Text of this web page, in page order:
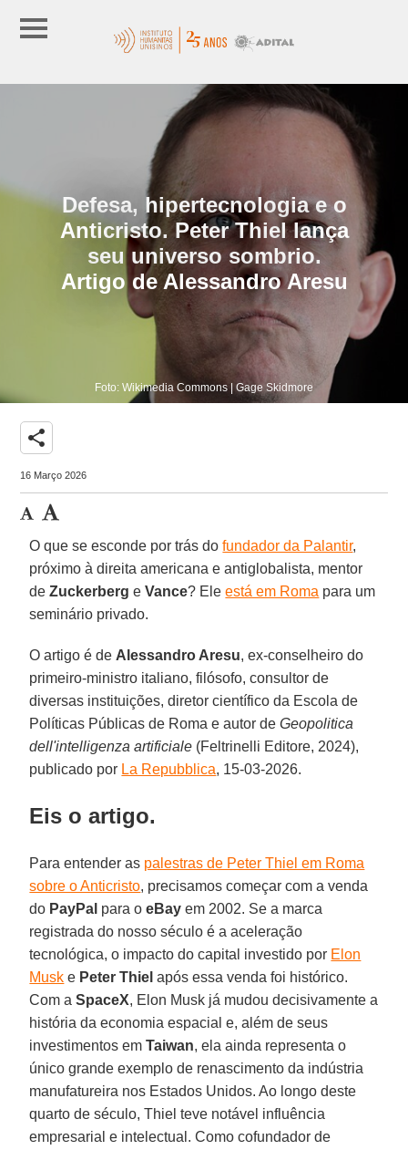
Defesa, hipertecnologia e o
Anticristo. Peter Thiel lança
seu universo sombrio.
Artigo de Alessandro Aresu
Foto: Wikimedia Commons | Gage Skidmore
share
16 Março 2026
O que se esconde por trás dofundador da Palantir,
próximo à direita americana e antiglobalista, mentor
deZuckerberg eVance? Eleestá em Roma para um
seminário privado.
O artigo é de Alessandro Aresu, ex-conselheiro do
primeiro-ministro italiano, filósofo, consultor de
diversas instituições, diretor científico da Escola de
Políticas Públicas de Roma e autor deGeopolitica
dell'intelligenza artificiale (Feltrinelli Editore, 2024),
publicado por La Repubblica, 15-03-2026.
Eis o artigo.
Para entender as palestras de Peter Thiel em Roma
sobre o Anticristo, precisamos começar com a venda
do PayPal para oeBay em 2002. Se a marca
registrada do nosso século é a aceleração
tecnológica, o impacto do capital investido por Elon
Musk e Peter Thiel após essa venda foi histórico.
Com aSpaceX, Elon Musk já mudou decisivamente a
história da economia espacial e, além de seus
investimentos emTaiwan, ela ainda representa o
único grande exemplo de renascimento da indústria
manufatureira nos Estados Unidos. Ao longo deste
quarto de século, Thiel teve notável influência
empresarial e intelectual. Como cofundador de